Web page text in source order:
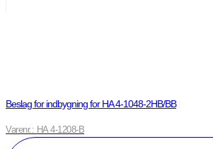
Beslag for indbygning for HA 4-1048-2HB/BB
Varenr.: HA 4-1208-B